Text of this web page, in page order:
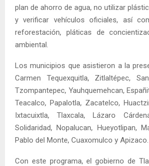
plan de ahorro de agua, no utilizar
y verificar vehículos oficiales, así
reforestación, pláticas de
ambiental.
Los municipios que asistieron a la
Carmen Tequexquitla, Zitlaltépec,
Tzompantepec, Yauhquemehcan,
Teacalco, Papalotla, Zacatelco,
Ixtacuixtla, Tlaxcala, Lázaro
Solidaridad, Nopalucan, Hueyotlipan,
Pablo del Monte, Cuaxomulco y Apizaco.
Con este programa, el gobierno de